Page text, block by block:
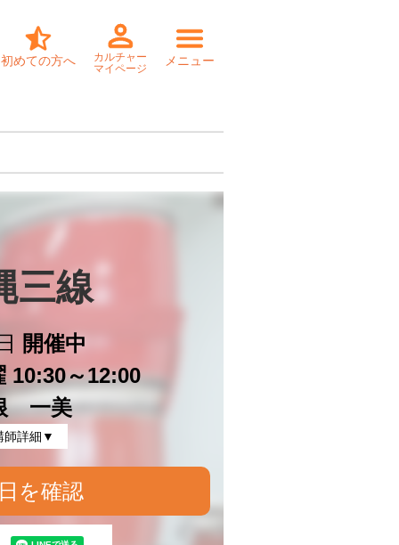
初めての方へ
カルチャー
マイページ
メニュー
三線
開催中
10:30～12:00
一美
師詳細▼
を確認